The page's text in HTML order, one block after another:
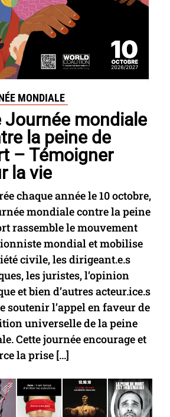
MONDIALE
Journée mondiale
la peine de
– Témoigner
la vie
chaque année le 10 octobre,
mondiale contre la peine
rassemble le mouvement
mondial et mobilise
civile, les dirigeant.e.s
les juristes, l’opinion
et bien d’autres acteur.ice.s
soutenir l’appel en faveur de
universelle de la peine
Cette journée encourage et
la prise […]